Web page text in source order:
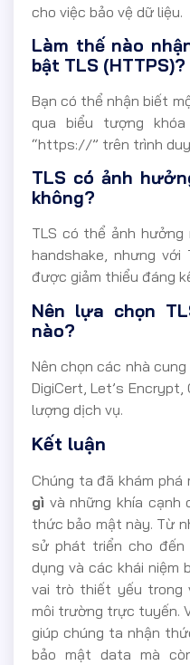
cho việc bảo vệ dữ liệu.
Làm thế nào
bật TLS (HTTPS)?
Bạn có thể nhận biết
qua biểu tượng
“https://” trên trình
TLS có ảnh
không?
TLS có thể ảnh
handshake, nhưng với
được giảm thiểu đáng
Nên lựa chọn
nào?
Nên chọn các nhà
DigiCert, Let’s
lượng dịch vụ.
Kết luận
Chúng ta đã khám
gì và những khía cạnh
thức bảo mật này. Từ
sử phát triển cho
dụng và các khái niệm
vai trò thiết yếu trong
môi trường trực tuyến.
giúp chúng ta nhận
bảo mật data mà